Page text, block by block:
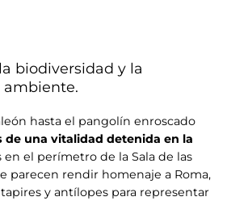
biodiversidad y la
ambiente.
hasta el pangolín enroscado
de una vitalidad detenida en la
en el perímetro de la Sala de las
parecen rendir homenaje a Roma,
y antílopes para representar